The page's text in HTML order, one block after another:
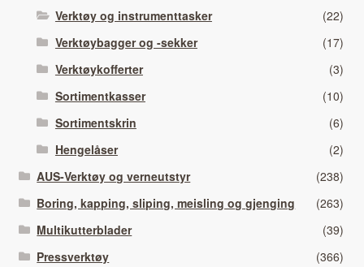
Verktøy og instrumenttasker
(22)
Verktøybagger og -sekker
(17)
Verktøykofferter
(3)
Sortimentkasser
(10)
Sortimentskrin
(6)
Hengelåser
(2)
AUS-Verktøy og verneutstyr
(238)
Boring, kapping, sliping, meisling og gjenging
(263)
Multikutterblader
(39)
Pressverktøy
(366)